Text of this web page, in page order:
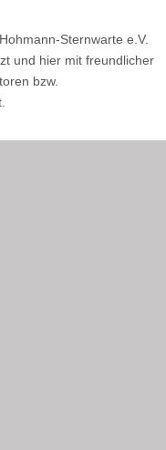
Sternwarte e.V.
und hier mit freundlicher
bzw.